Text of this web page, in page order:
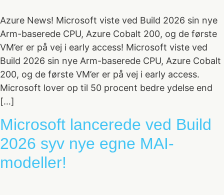
Azure News! Microsoft viste ved Build 2026 sin nye
Arm-baserede CPU, Azure Cobalt 200, og de første
VM’er er på vej i early access! Microsoft viste ved
Build 2026 sin nye Arm-baserede CPU, Azure Cobalt
200, og de første VM’er er på vej i early access.
Microsoft lover op til 50 procent bedre ydelse end
[…]
Microsoft lancerede ved Build
2026 syv nye egne MAI-
modeller!